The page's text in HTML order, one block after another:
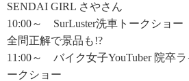
SENDAI GIRL さやさん
10:00～ SurLuster洗車トークショ
全問正解で景品も!?
11:00～ バイク女子YouTuber 院卒
ークショー